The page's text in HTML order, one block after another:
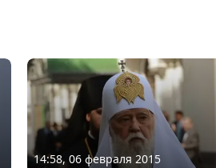
14:58, 06 февраля 2015